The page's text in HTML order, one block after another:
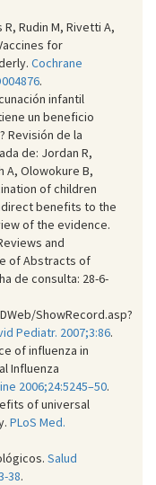
Rudin M, Rivetti A,
for
Cochrane
.
infantil
un beneficio
Revisión de la
de: Jordan R,
A, Olowokure B,
of children
benefits to the
of the evidence.
and
of Abstracts of
de consulta: 28-6-
ShowRecord.asp?
Pediatr. 2007;3:86.
of influenza in
Influenza
2006;24:5245–50.
of universal
PLoS Med.
Salud
38.